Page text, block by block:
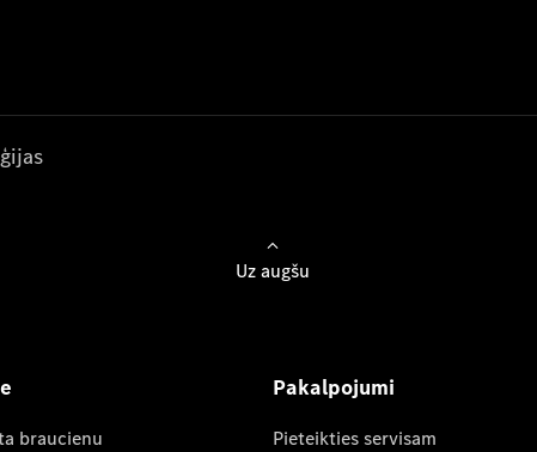
Uz augšu
braucienu
Pakalpojumi
Pieteikties servisam